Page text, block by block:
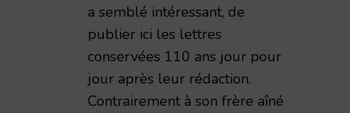
a semblé intéressant, de
publier ici les lettres
conservées 110 ans jour pour
jour après leur rédaction.
Contrairement à son frère aîné